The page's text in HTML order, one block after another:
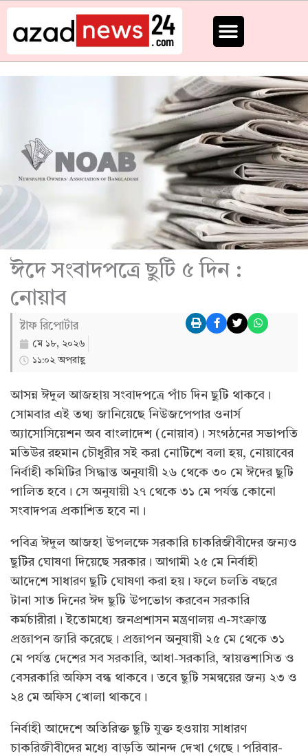
Skip
content
ঈদে সংবাদপত্রে ছুটি ৫ দিন :
নোয়াব
ষ্টাফ রিপোর্টার
মে ১৮, ২০২৬
১১:০২ অপরাহ্ণ
আসন্ন ঈদুল আজহায় সংবাদপত্রে পাঁচ দিন ছুটি থাকবে।
সোমবার এই তথ্য জানিয়েছে নিউজপেপার ওনার্স
অ্যাসোসিয়েশন অব বাংলাদেশ (নোয়াব)। সংগঠনের সভাপতি
মতিউর রহমান চৌধুরীর সই করা নোটিশে বলা হয়, নোয়াবের
নির্বাহী কমিটির সিদ্ধান্ত অনুযায়ী ২৬ থেকে ৩০ মে ঈদের ছুটি
পালিত হবে। সে অনুযায়ী ২৭ থেকে ৩১ মে পর্যন্ত কোনো
সংবাদপত্র প্রকাশিত হবে না।
পবিত্র ঈদুল আজহা উপলক্ষে সরকারি চাকরিজীবীদের জন্যও
ছুটির ঘোষণা দিয়েছে সরকার। আগামী ২৫ মে নির্বাহী
আদেশে সাধারণ ছুটি ঘোষণা করা হয়। ফলে চলতি বছরে
টানা সাত দিনের ঈদ ছুটি উপভোগ করবেন সরকারি
কর্মচারীরা। ইতোমধ্যে জনপ্রশাসন মন্ত্রণালয় এ-সংক্রান্ত
প্রজ্ঞাপন জারি করেছে। প্রজ্ঞাপন অনুযায়ী ২৫ মে থেকে ৩১
মে পর্যন্ত দেশের সব সরকারি, আধা-সরকারি, স্বায়ত্তশাসিত ও
বেসরকারি অফিস বন্ধ থাকবে। তবে ছুটি সমন্বয়ের জন্য ২৩ ও
২৪ মে অফিস খোলা থাকবে।
নির্বাহী আদেশে অতিরিক্ত ছুটি যুক্ত হওয়ায় সাধারণ
চাকরিজীবীদের মধ্যে বাড়তি আনন্দ দেখা গেছে। পরিবার-